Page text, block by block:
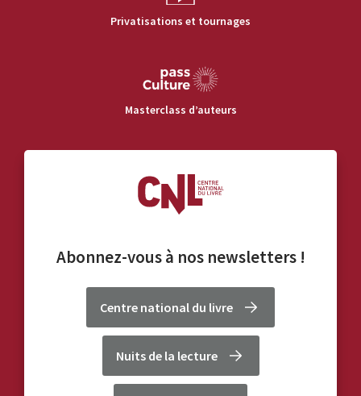
Privatisations et tournages
Masterclass d’auteurs
Abonnez-vous à nos newsletters!
Centre national du livre
Nuits de la lecture